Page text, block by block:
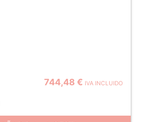
744,48 € IVA INCLUIDO